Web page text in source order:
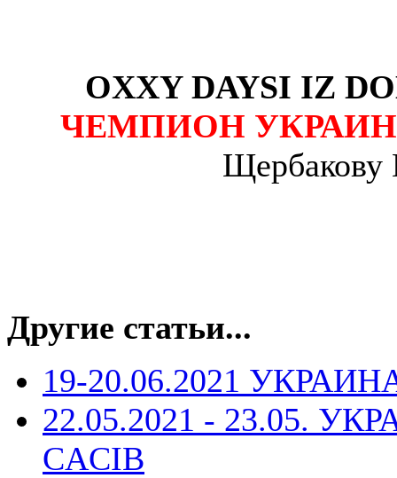
OXXY DAYSI IZ
ЧЕМПИОН
Щербакову
Другие статьи...
19-20.06.2021
22.05.2021 - 23.05.
CACIB